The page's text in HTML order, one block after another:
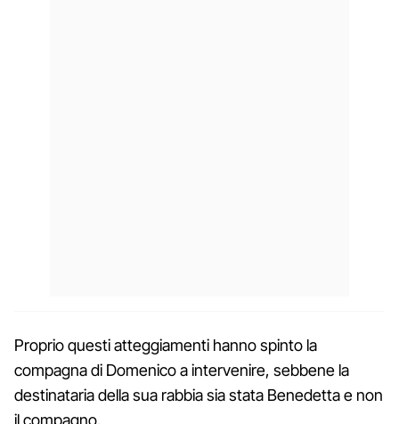
Proprio questi atteggiamenti hanno spinto la
compagna di Domenico a intervenire, sebbene la
destinataria della sua rabbia sia stata Benedetta e non
il compagno.